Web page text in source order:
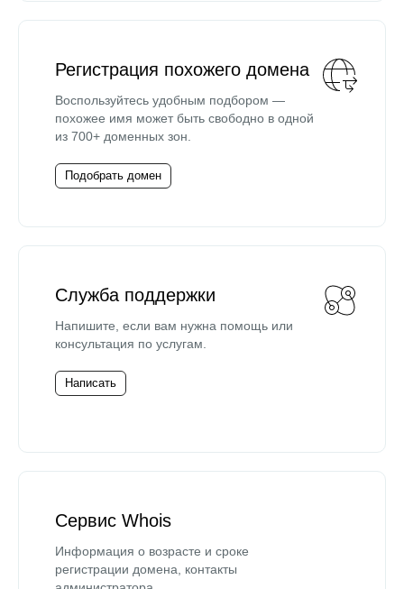
Регистрация похожего домена
Воспользуйтесь удобным подбором —
похожее имя может быть свободно в одной
из 700+ доменных зон.
Подобрать домен
Служба поддержки
Напишите, если вам нужна помощь или
консультация по услугам.
Написать
Сервис Whois
Информация о возрасте и сроке
регистрации домена, контакты